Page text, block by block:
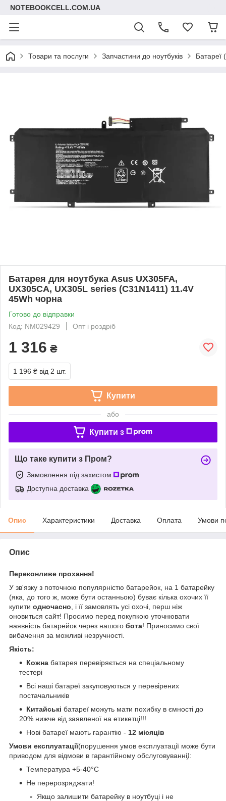
NOTEBOOKCELL.COM.UA
Товари та послуги Запчастини до ноутбуків Батареї
Батарея для ноутбука Asus UX305FA,
UX305CA, UX305L series (C31N1411) 11.4V
45Wh чорна
Готово до відправки
Код: NM029429
Опт і роздріб
1 316 ₴
1 196 ₴ від 2 шт.
Купити
або
Купити з
Що таке купити з Пром?
Замовлення під захистом
Доступна доставка
Опис Характеристики Доставка Оплата Умови
Опис
Переконливе прохання!
У зв'язку з поточною популярністю батарейок, на 1 батарейку
(яка, до того ж, може бути останньою) буває кілька охочих її
купити одночасно , і її замовлять усі охочі, перш ніж
оновиться сайт! Просимо перед покупкою уточнювати
наявність батарейок через нашого бота! Приносимо свої
вибачення за можливі незручності.
Якість:
Кожна батарея перевіряється на спеціальному
тестері
Всі наші батареї закуповуються у перевірених
постачальників
Китайські батареї можуть мати похибку в ємності до
20% нижче від заявленої на етикетці!!!
Нові батареї мають гарантію - 12 місяців
Умови експлуатації(порушення умов експлуатації може бути
приводом для відмови в гарантійному обслуговуванні):
Температура +5-40°С
Не перерозряджати!
Якщо залишити батарейку в ноутбуці і не